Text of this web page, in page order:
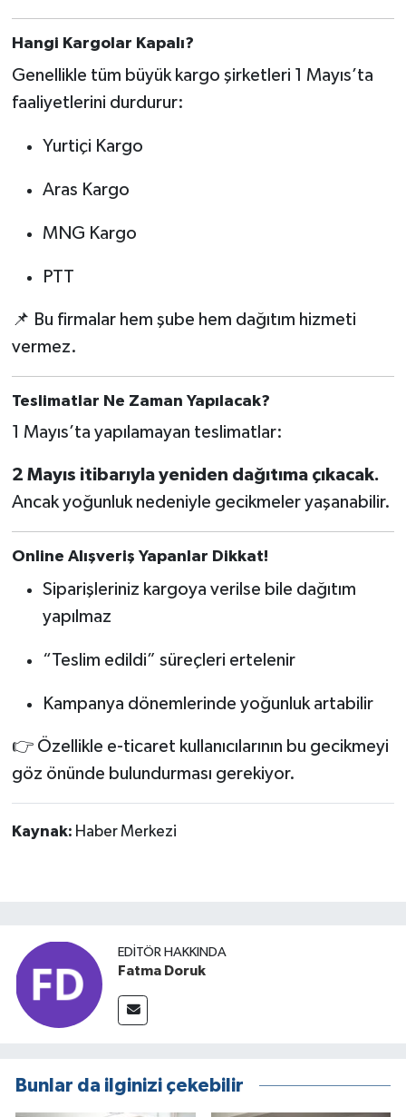
Hangi Kargolar Kapalı?
Genellikle tüm büyük kargo şirketleri 1 Mayıs’ta
faaliyetlerini durdurur:
Yurtiçi Kargo
Aras Kargo
MNG Kargo
PTT
📌 Bu firmalar hem şube hem dağıtım hizmeti
vermez.
Teslimatlar Ne Zaman Yapılacak?
1 Mayıs’ta yapılamayan teslimatlar:
2 Mayıs itibarıyla yeniden dağıtıma çıkacak.
Ancak yoğunluk nedeniyle gecikmeler yaşanabilir.
Online Alışveriş Yapanlar Dikkat!
Siparişleriniz kargoya verilse bile dağıtım
yapılmaz
“Teslim edildi” süreçleri ertelenir
Kampanya dönemlerinde yoğunluk artabilir
👉 Özellikle e-ticaret kullanıcılarının bu gecikmeyi
göz önünde bulundurması gerekiyor.
Kaynak: Haber Merkezi
EDITÖR HAKKINDA
Fatma Doruk
Bunlar da ilginizi çekebilir